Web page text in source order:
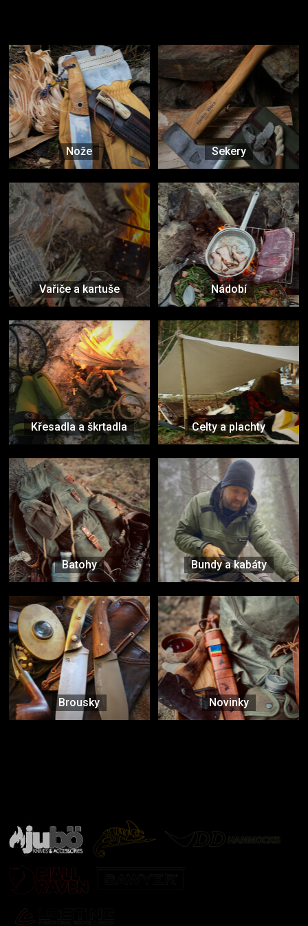
Nože Sekery
Vařiče a kartuše Nádobí
Křesadla a škrtadla Celty a plachty
Batohy Bundy a kabáty
Brousky Novinky